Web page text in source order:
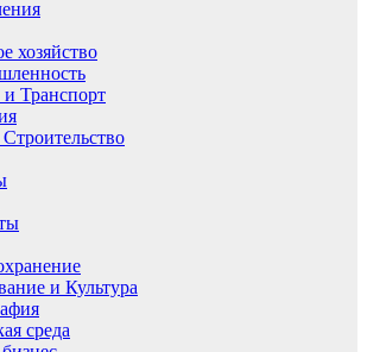
хозяйство
Транспорт
и Культура
среда